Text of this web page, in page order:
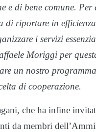
e di bene comune.
riportare in
i servizi
Moriggi per
un nostro
di cooperazione.
che ha infine
da membri